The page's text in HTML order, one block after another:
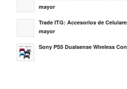
mayor
Trade ITG: Accesorios de
mayor
Sony PS5 Dualsense Wireless